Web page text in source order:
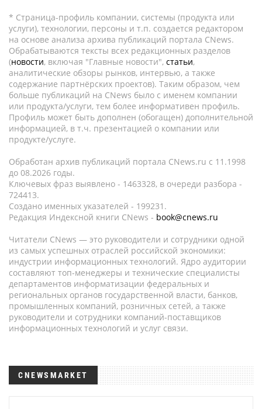
* Страница-профиль компании, системы (продукта или
услуги), технологии, персоны и т.п. создается редактором
на основе анализа архива публикаций портала CNews.
Обрабатываются тексты всех редакционных разделов
(новости, включая "Главные новости", статьи,
аналитические обзоры рынков, интервью, а также
содержание партнёрских проектов). Таким образом, чем
больше публикаций на CNews было с именем компании
или продукта/услуги, тем более информативен профиль.
Профиль может быть дополнен (обогащен) дополнительной
информацией, в т.ч. презентацией о компании или
продукте/услуге.
Обработан архив публикаций портала CNews.ru c 11.1998
до 08.2026 годы.
Ключевых фраз выявлено - 1463328, в очереди разбора -
724413.
Создано именных указателей - 199231.
Редакция Индексной книги CNews - book@cnews.ru
Читатели CNews — это руководители и сотрудники одной
из самых успешных отраслей российской экономики:
индустрии информационных технологий. Ядро аудитории
составляют топ-менеджеры и технические специалисты
департаментов информатизации федеральных и
региональных органов государственной власти, банков,
промышленных компаний, розничных сетей, а также
руководители и сотрудники компаний-поставщиков
информационных технологий и услуг связи.
CNEWSMARKET